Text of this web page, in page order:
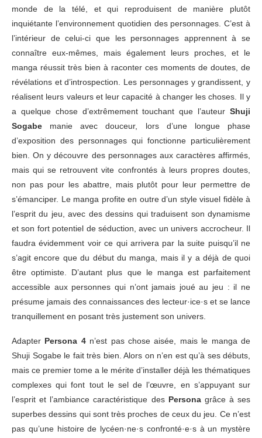
monde de la télé, et qui reproduisent de manière plutôt
inquiétante l’environnement quotidien des personnages. C’est à
l’intérieur de celui-ci que les personnages apprennent à se
connaître eux-mêmes, mais également leurs proches, et le
manga réussit très bien à raconter ces moments de doutes, de
révélations et d’introspection. Les personnages y grandissent, y
réalisent leurs valeurs et leur capacité à changer les choses. Il y
a quelque chose d’extrêmement touchant que l’auteur Shuji
Sogabe manie avec douceur, lors d’une longue phase
d’exposition des personnages qui fonctionne particulièrement
bien. On y découvre des personnages aux caractères affirmés,
mais qui se retrouvent vite confrontés à leurs propres doutes,
non pas pour les abattre, mais plutôt pour leur permettre de
s’émanciper. Le manga profite en outre d’un style visuel fidèle à
l’esprit du jeu, avec des dessins qui traduisent son dynamisme
et son fort potentiel de séduction, avec un univers accrocheur. Il
faudra évidemment voir ce qui arrivera par la suite puisqu’il ne
s’agit encore que du début du manga, mais il y a déjà de quoi
être optimiste. D’autant plus que le manga est parfaitement
accessible aux personnes qui n’ont jamais joué au jeu : il ne
présume jamais des connaissances des lecteur·ice·s et se lance
tranquillement en posant très justement son univers.
Adapter Persona 4n’est pas chose aisée, mais le manga de
Shuji Sogabe le fait très bien. Alors on n’en est qu’à ses débuts,
mais ce premier tome a le mérite d’installer déjà les thématiques
complexes qui font tout le sel de l’œuvre, en s’appuyant sur
l’esprit et l’ambiance caractéristique des Personagrâce à ses
superbes dessins qui sont très proches de ceux du jeu. Ce n’est
pas qu’une histoire de lycéen·ne·s confronté·e·s à un mystère